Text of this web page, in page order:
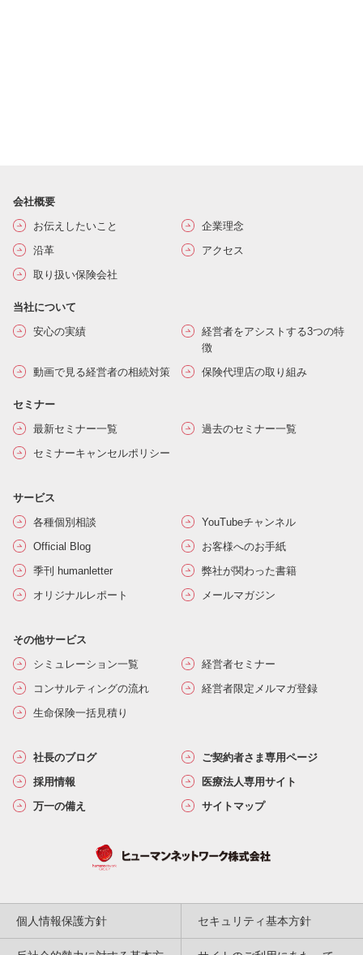
会社概要
お伝えしたいこと
企業理念
沿革
アクセス
取り扱い保険会社
当社について
安心の実績
経営者をアシストする3つの特
徴
動画で見る経営者の相続対策
保険代理店の取り組み
セミナー
最新セミナー一覧
過去のセミナー一覧
セミナーキャンセルポリシー
サービス
各種個別相談
YouTubeチャンネル
Official Blog
お客様へのお手紙
季刊 humanletter
弊社が関わった書籍
オリジナルレポート
メールマガジン
その他サービス
シミュレーション一覧
経営者セミナー
コンサルティングの流れ
経営者限定メルマガ登録
生命保険一括見積り
社長のブログ
ご契約者さま専用ページ
採用情報
医療法人専用サイト
万一の備え
サイトマップ
個人情報保護方針 セキュリティ基本方針